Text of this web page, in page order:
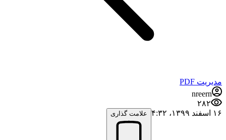
مدیریت PDF
nreern
۲۸۲
۱۶ اسفند ۱۳۹۹،‏ ۴:۳۲
علامت گذاری